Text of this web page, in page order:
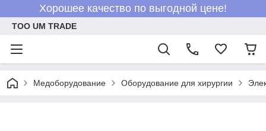
Хорошее качество по выгодной цене!
ТОО UM TRADE
Медоборудование Оборудование для хирургии